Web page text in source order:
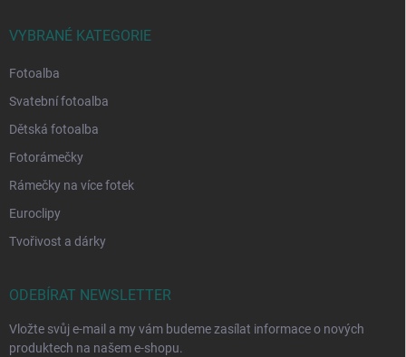
VYBRANÉ KATEGORIE
Fotoalba
Svatební fotoalba
Dětská fotoalba
Fotorámečky
Rámečky na více fotek
Euroclipy
Tvořivost a dárky
ODEBÍRAT NEWSLETTER
Vložte svůj e-mail a my vám budeme zasílat informace o nových
produktech na našem e-shopu.